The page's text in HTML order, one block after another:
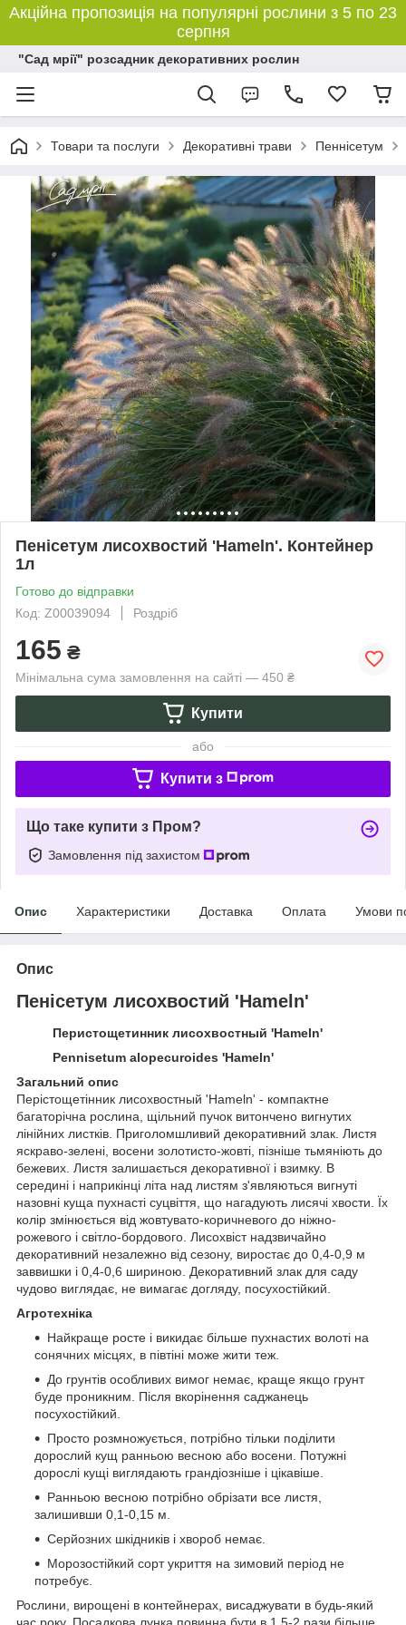
Акційна пропозиція на популярні рослини з 5 по 23
серпня
"Сад мрії" розсадник декоративних рослин
Товари та послуги Декоративні трави Пеннісетум
Пенісетум лисохвостий 'Hameln'. Контейнер
1л
Готово до відправки
Код: Z00039094
Роздріб
165 ₴
Мінімальна сума замовлення на сайті — 450 ₴
Купити
або
Купити з
Що таке купити з Пром?
Замовлення під захистом
Опис Характеристики Доставка Оплата Умови
Опис
Пенісетум лисохвостий 'Hameln'
Перистощетинник лисохвостный 'Hameln'
Pennisetum alopecuroides 'Hameln'
Загальний опис
Перістощетінник лисохвостный 'Hameln' - компактне
багаторічна рослина, щільний пучок витончено вигнутих
лінійних листків. Приголомшливий декоративний злак. Листя
яскраво-зелені, восени золотисто-жовті, пізніше тьмяніють до
бежевих. Листя залишається декоративної і взимку. В
середині і наприкінці літа над листям з'являються вигнуті
назовні куща пухнасті суцвіття, що нагадують лисячі хвости. Їх
колір змінюється від жовтувато-коричневого до ніжно-
рожевого і світло-бордового. Лисохвіст надзвичайно
декоративний незалежно від сезону, виростає до 0,4-0,9 м
заввишки і 0,4-0,6 шириною. Декоративний злак для саду
чудово виглядає, не вимагає догляду, посухостійкий.
Агротехніка
Найкраще росте і викидає більше пухнастих волоті на
сонячних місцях, в півтіні може жити теж.
До грунтів особливих вимог немає, краще якщо грунт
буде проникним. Після вкорінення саджанець
посухостійкий.
Просто розмножується, потрібно тільки поділити
дорослий кущ ранньою весною або восени. Потужні
дорослі кущі виглядають грандіозніше і цікавіше.
Ранньою весною потрібно обрізати все листя,
залишивши 0,1-0,15 м.
Серйозних шкідників і хвороб немає.
Морозостійкий сорт укриття на зимовий період не
потребує.
Рослини, вирощені в контейнерах, висаджувати в будь-який